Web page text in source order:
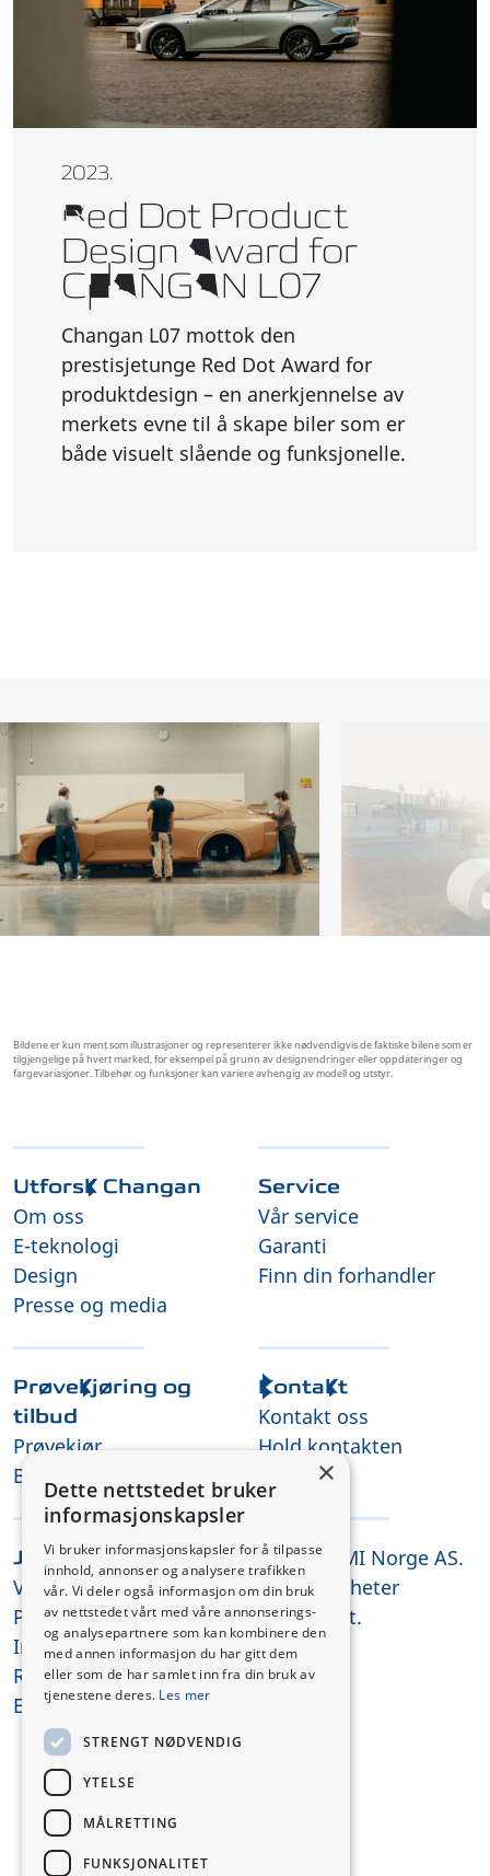
2023.
Red Dot Product
Design Award for
CHANGAN L07
Changan L07 mottok den
prestisjetunge Red Dot Award for
produktdesign – en anerkjennelse av
merkets evne til å skape biler som er
både visuelt slående og funksjonelle.
Bildene er kun ment som illustrasjoner og representerer ikke nødvendigvis de faktiske bilene som er
tilgjengelige på hvert marked, for eksempel på grunn av designendringer eller oppdateringer og
fargevariasjoner. Tilbehør og funksjoner kan variere avhengig av modell og utstyr.
Utforsk Changan
Om oss
E-teknologi
Design
Presse og media
Service
Vår service
Garanti
Finn din forhandler
Prøvekjøring og
tilbud
Prøvekjør
Be om tilbud
Kontakt
Kontakt oss
Hold kontakten
Juridisk
Vilkår og betingelser
Personvernerklæring
Informasjonskapsler
REACH-samsvar
ESG
© 2026 CMI Norge AS.
Alle rettigheter
forbeholdt.
×
Dette nettstedet bruker
informasjonskapsler
Vi bruker informasjonskapsler for å tilpasse
innhold, annonser og analysere trafikken
vår. Vi deler også informasjon om din bruk
av nettstedet vårt med våre annonserings-
og analysepartnere som kan kombinere den
med annen informasjon du har gitt dem
eller som de har samlet inn fra din bruk av
tjenestene deres. Les mer
STRENGT NØDVENDIG
YTELSE
MÅLRETTING
FUNKSJONALITET